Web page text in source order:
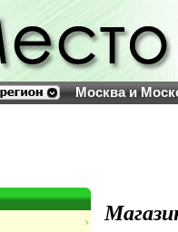
Москва и
>